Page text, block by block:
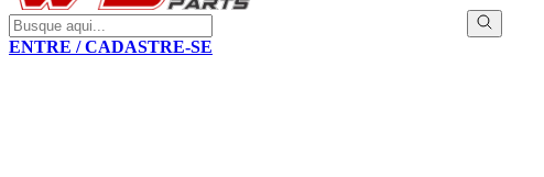
ENTRE / CADASTRE-SE